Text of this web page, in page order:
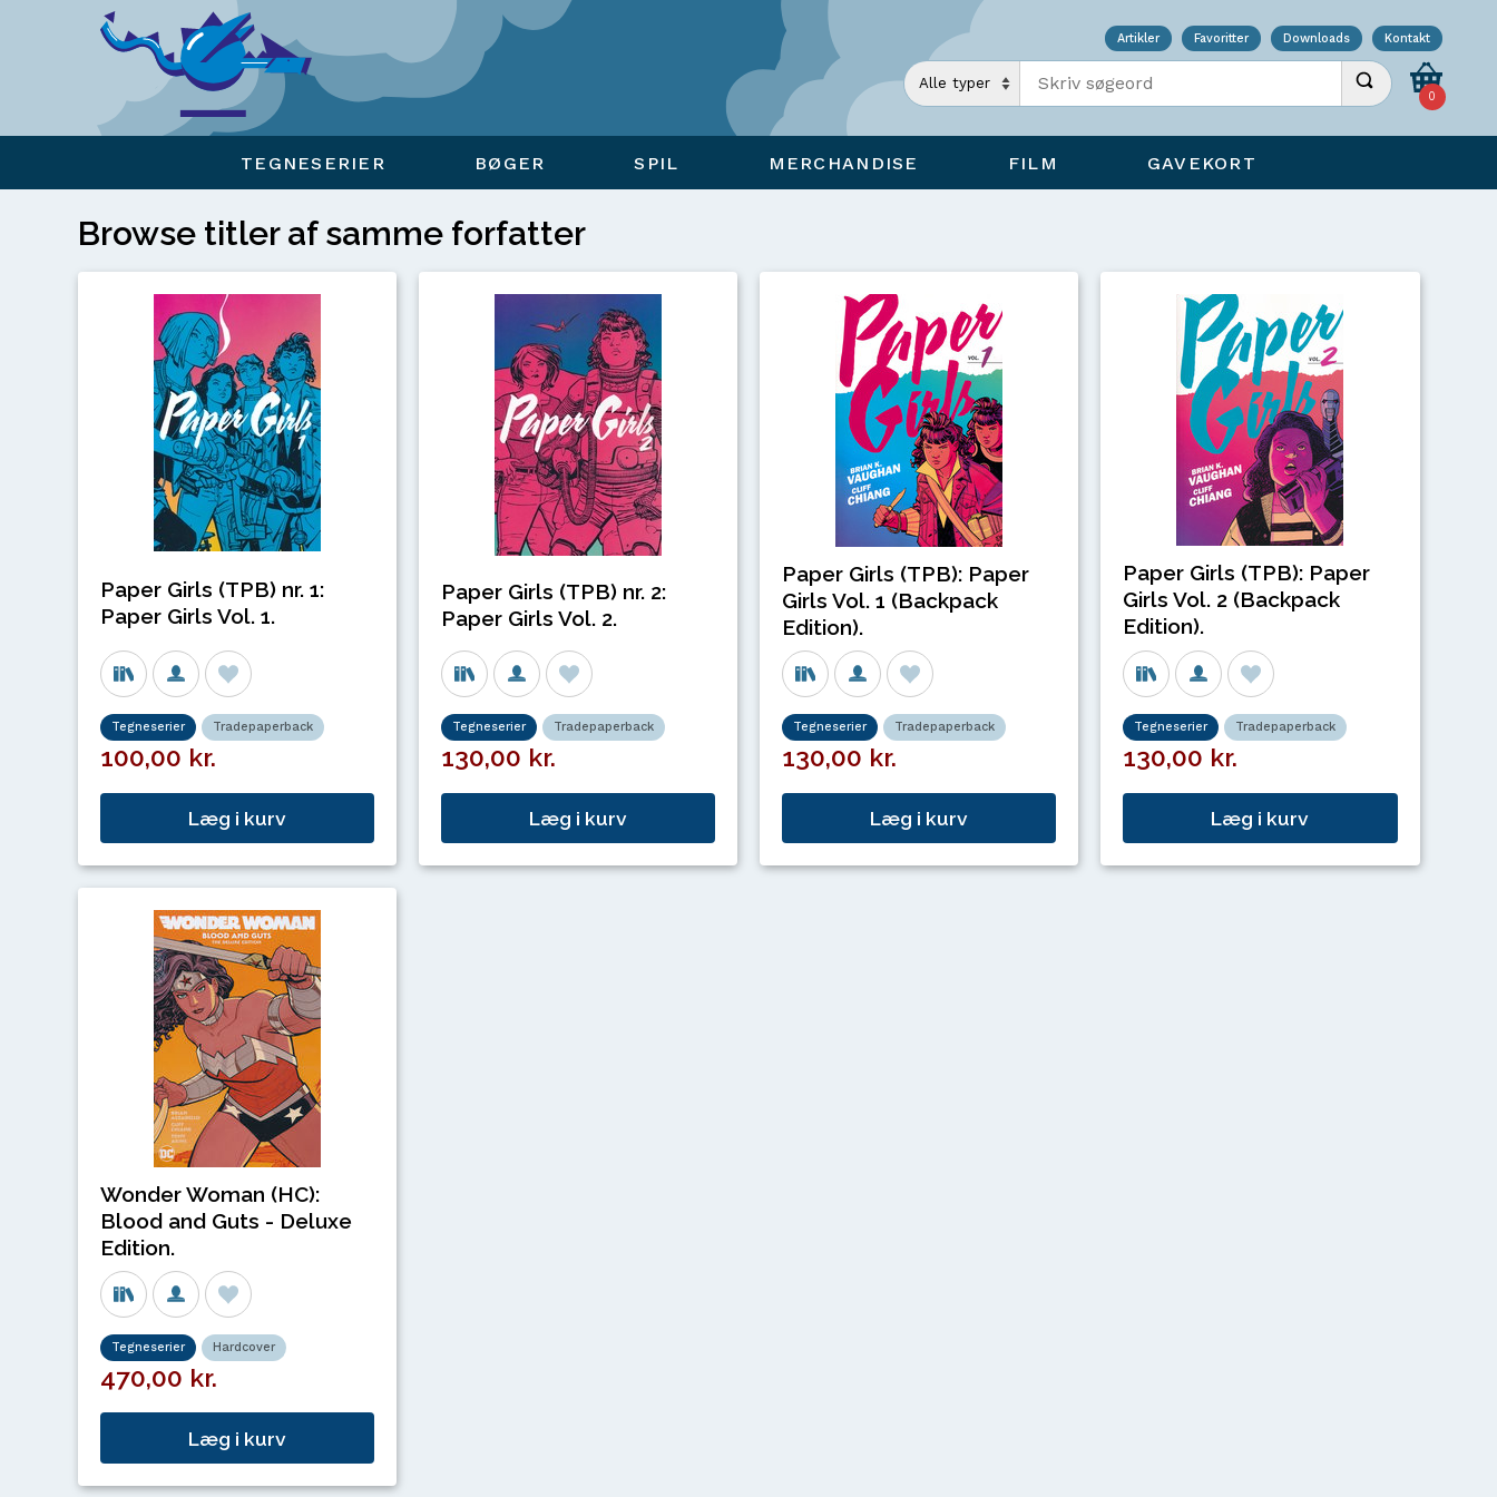
Artikler Favoritter Downloads Kontakt
Indtast søgeord Udfør søgning
0
TEGNESERIER BØGER SPIL MERCHANDISE FILM GAVEKORT
Browse titler af samme forfatter
Paper Girls (TPB) nr. 1:
Paper Girls Vol. 1.
Tegneserier Tradepaperback
100,00 kr.
Læg i kurv
Paper Girls (TPB) nr. 2:
Paper Girls Vol. 2.
Tegneserier Tradepaperback
130,00 kr.
Læg i kurv
Paper Girls (TPB): Paper
Girls Vol. 1 (Backpack
Edition).
Tegneserier Tradepaperback
130,00 kr.
Læg i kurv
Paper Girls (TPB): Paper
Girls Vol. 2 (Backpack
Edition).
Tegneserier Tradepaperback
130,00 kr.
Læg i kurv
Wonder Woman (HC):
Blood and Guts - Deluxe
Edition.
Tegneserier Hardcover
470,00 kr.
Læg i kurv
Viser overlay for indkøbskurv